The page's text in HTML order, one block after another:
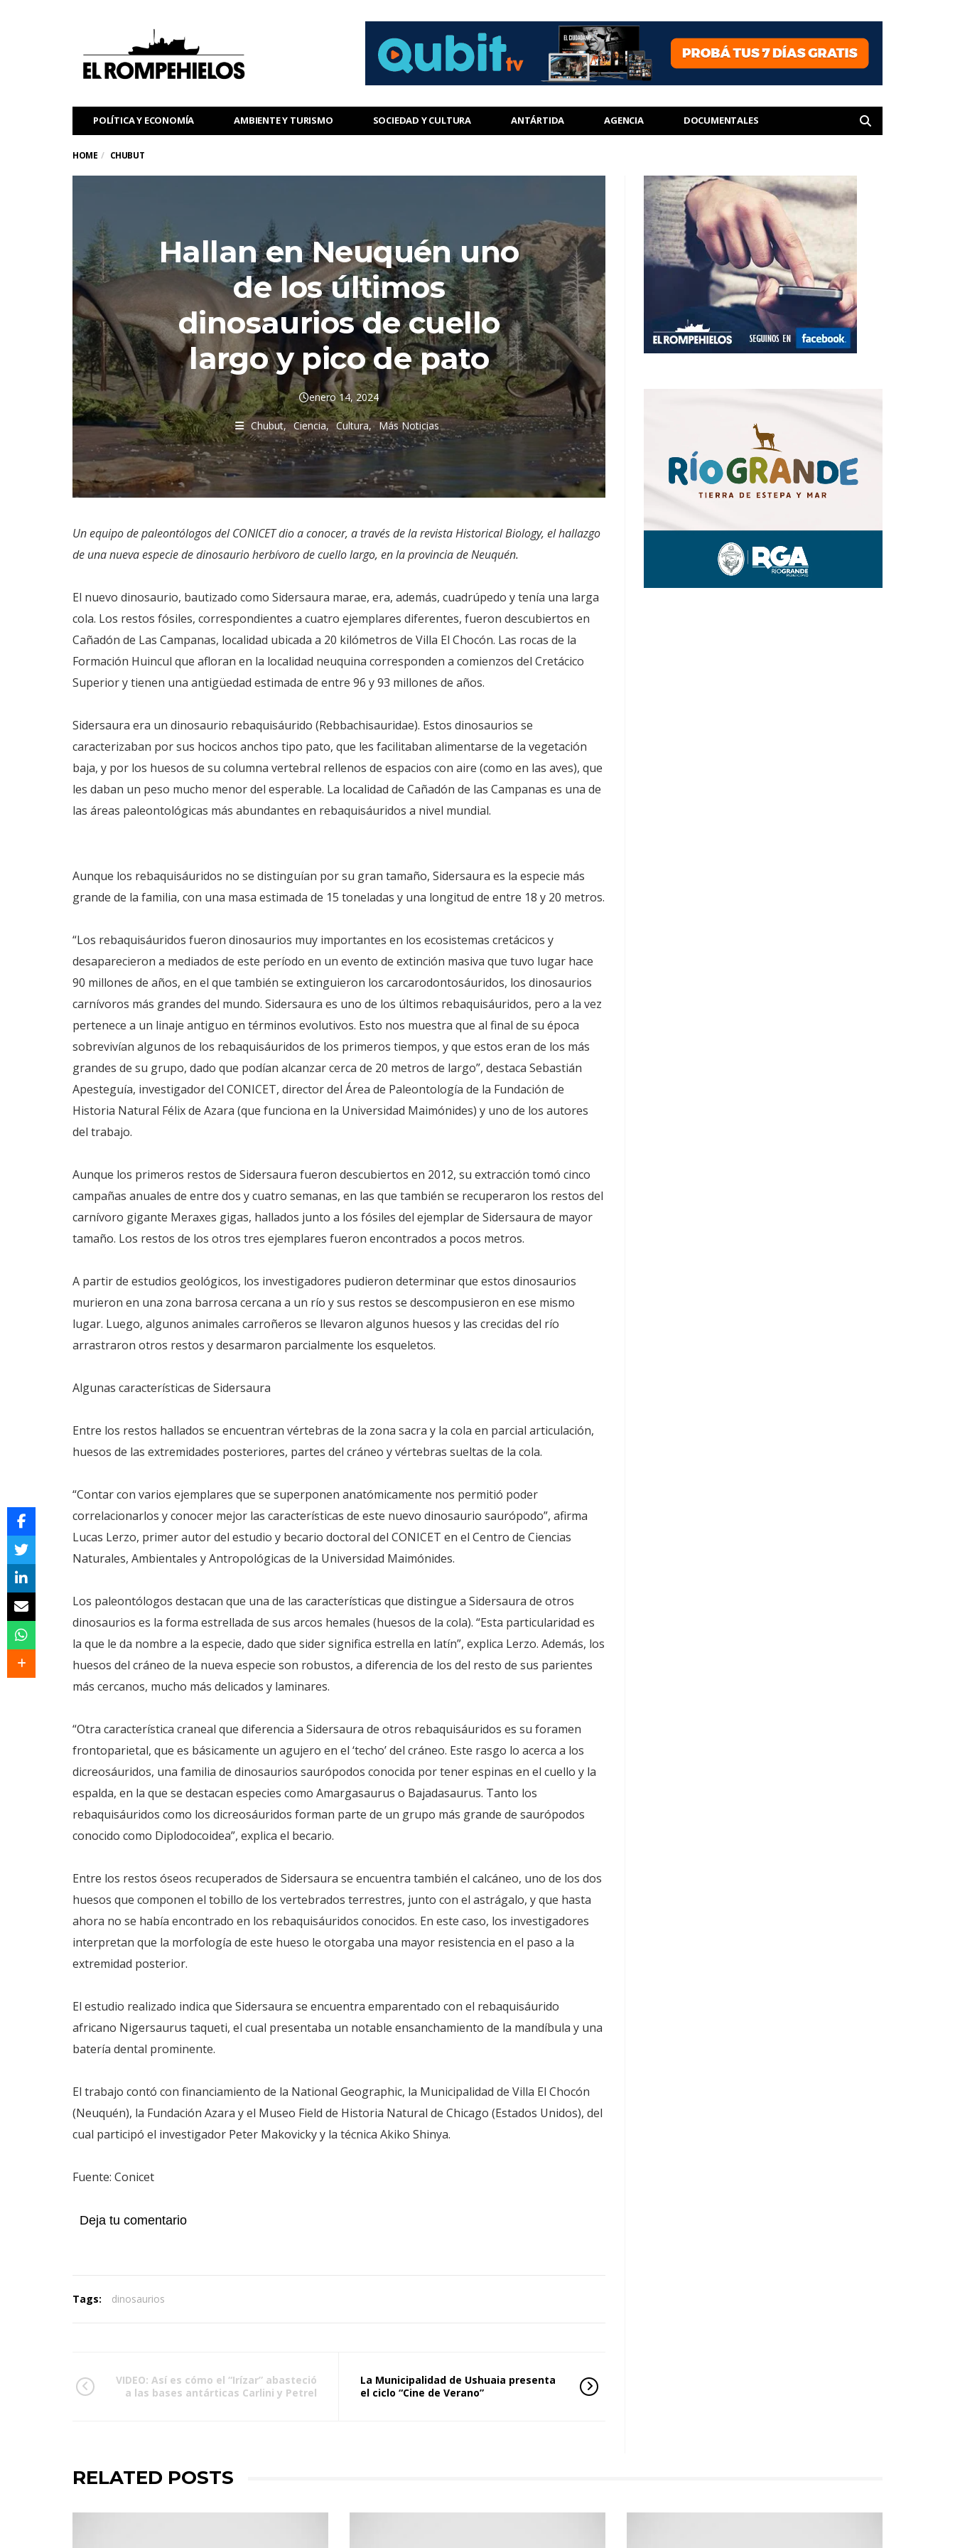
POLÍTICA Y ECONOMÍA AMBIENTE Y TURISMO SOCIEDAD Y CULTURA ANTÁRTIDA AGENCIA DOCUMENTALES
HOME CHUBUT
Hallan en Neuquén uno
de los últimos
dinosaurios de cuello
largo y pico de pato
enero 14, 2024
Chubut Ciencia Cultura Más Noticias
Un equipo de paleontólogos del CONICET dio a conocer, a través de la revista Historical Biology, el hallazgo
de una nueva especie de dinosaurio herbívoro de cuello largo, en la provincia de Neuquén.
El nuevo dinosaurio, bautizado como Sidersaura marae, era, además, cuadrúpedo y tenía una larga
cola. Los restos fósiles, correspondientes a cuatro ejemplares diferentes, fueron descubiertos en
Cañadón de Las Campanas, localidad ubicada a 20 kilómetros de Villa El Chocón. Las rocas de la
Formación Huincul que afloran en la localidad neuquina corresponden a comienzos del Cretácico
Superior y tienen una antigüedad estimada de entre 96 y 93 millones de años.
Sidersaura era un dinosaurio rebaquisáurido (Rebbachisauridae). Estos dinosaurios se
caracterizaban por sus hocicos anchos tipo pato, que les facilitaban alimentarse de la vegetación
baja, y por los huesos de su columna vertebral rellenos de espacios con aire (como en las aves), que
les daban un peso mucho menor del esperable. La localidad de Cañadón de las Campanas es una de
las áreas paleontológicas más abundantes en rebaquisáuridos a nivel mundial.
Aunque los rebaquisáuridos no se distinguían por su gran tamaño, Sidersaura es la especie más
grande de la familia, con una masa estimada de 15 toneladas y una longitud de entre 18 y 20 metros.
“Los rebaquisáuridos fueron dinosaurios muy importantes en los ecosistemas cretácicos y
desaparecieron a mediados de este período en un evento de extinción masiva que tuvo lugar hace
90 millones de años, en el que también se extinguieron los carcarodontosáuridos, los dinosaurios
carnívoros más grandes del mundo. Sidersaura es uno de los últimos rebaquisáuridos, pero a la vez
pertenece a un linaje antiguo en términos evolutivos. Esto nos muestra que al final de su época
sobrevivían algunos de los rebaquisáuridos de los primeros tiempos, y que estos eran de los más
grandes de su grupo, dado que podían alcanzar cerca de 20 metros de largo”, destaca Sebastián
Apesteguía, investigador del CONICET, director del Área de Paleontología de la Fundación de
Historia Natural Félix de Azara (que funciona en la Universidad Maimónides) y uno de los autores
del trabajo.
Aunque los primeros restos de Sidersaura fueron descubiertos en 2012, su extracción tomó cinco
campañas anuales de entre dos y cuatro semanas, en las que también se recuperaron los restos del
carnívoro gigante Meraxes gigas, hallados junto a los fósiles del ejemplar de Sidersaura de mayor
tamaño. Los restos de los otros tres ejemplares fueron encontrados a pocos metros.
A partir de estudios geológicos, los investigadores pudieron determinar que estos dinosaurios
murieron en una zona barrosa cercana a un río y sus restos se descompusieron en ese mismo
lugar. Luego, algunos animales carroñeros se llevaron algunos huesos y las crecidas del río
arrastraron otros restos y desarmaron parcialmente los esqueletos.
Algunas características de Sidersaura
Entre los restos hallados se encuentran vértebras de la zona sacra y la cola en parcial articulación,
huesos de las extremidades posteriores, partes del cráneo y vértebras sueltas de la cola.
“Contar con varios ejemplares que se superponen anatómicamente nos permitió poder
correlacionarlos y conocer mejor las características de este nuevo dinosaurio saurópodo”, afirma
Lucas Lerzo, primer autor del estudio y becario doctoral del CONICET en el Centro de Ciencias
Naturales, Ambientales y Antropológicas de la Universidad Maimónides.
Los paleontólogos destacan que una de las características que distingue a Sidersaura de otros
dinosaurios es la forma estrellada de sus arcos hemales (huesos de la cola). “Esta particularidad es
la que le da nombre a la especie, dado que sider significa estrella en latín”, explica Lerzo. Además, los
huesos del cráneo de la nueva especie son robustos, a diferencia de los del resto de sus parientes
más cercanos, mucho más delicados y laminares.
“Otra característica craneal que diferencia a Sidersaura de otros rebaquisáuridos es su foramen
frontoparietal, que es básicamente un agujero en el ‘techo’ del cráneo. Este rasgo lo acerca a los
dicreosáuridos, una familia de dinosaurios saurópodos conocida por tener espinas en el cuello y la
espalda, en la que se destacan especies como Amargasaurus o Bajadasaurus. Tanto los
rebaquisáuridos como los dicreosáuridos forman parte de un grupo más grande de saurópodos
conocido como Diplodocoidea”, explica el becario.
Entre los restos óseos recuperados de Sidersaura se encuentra también el calcáneo, uno de los dos
huesos que componen el tobillo de los vertebrados terrestres, junto con el astrágalo, y que hasta
ahora no se había encontrado en los rebaquisáuridos conocidos. En este caso, los investigadores
interpretan que la morfología de este hueso le otorgaba una mayor resistencia en el paso a la
extremidad posterior.
El estudio realizado indica que Sidersaura se encuentra emparentado con el rebaquisáurido
africano Nigersaurus taqueti, el cual presentaba un notable ensanchamiento de la mandíbula y una
batería dental prominente.
El trabajo contó con financiamiento de la National Geographic, la Municipalidad de Villa El Chocón
(Neuquén), la Fundación Azara y el Museo Field de Historia Natural de Chicago (Estados Unidos), del
cual participó el investigador Peter Makovicky y la técnica Akiko Shinya.
Fuente: Conicet
Deja tu comentario
Tags: dinosaurios
VIDEO: Así es cómo el “Irízar” abasteció
a las bases antárticas Carlini y Petrel
La Municipalidad de Ushuaia presenta
el ciclo “Cine de Verano”
RELATED POSTS